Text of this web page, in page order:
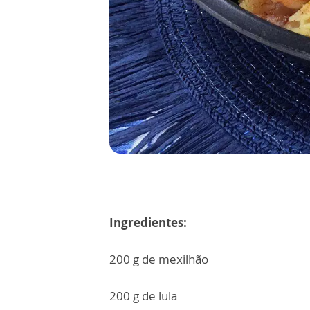
Ingredientes:
200 g de mexilhão
200 g de lula